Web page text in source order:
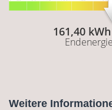
161,40
Weitere